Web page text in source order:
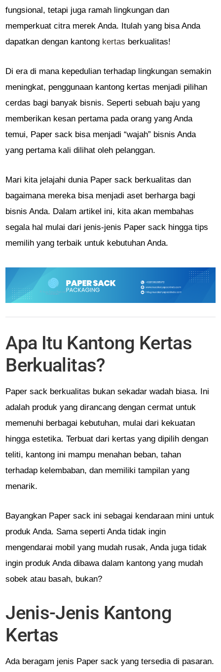
fungsional, tetapi juga ramah lingkungan dan
memperkuat citra merek Anda. Itulah yang bisa Anda
dapatkan dengan kantong kertas berkualitas!
Di era di mana kepedulian terhadap lingkungan semakin
meningkat, penggunaan kantong kertas menjadi pilihan
cerdas bagi banyak bisnis. Seperti sebuah baju yang
memberikan kesan pertama pada orang yang Anda
temui, Paper sack bisa menjadi “wajah” bisnis Anda
yang pertama kali dilihat oleh pelanggan.
Mari kita jelajahi dunia Paper sack berkualitas dan
bagaimana mereka bisa menjadi aset berharga bagi
bisnis Anda. Dalam artikel ini, kita akan membahas
segala hal mulai dari jenis-jenis Paper sack hingga tips
memilih yang terbaik untuk kebutuhan Anda.
Apa Itu Kantong Kertas
Berkualitas?
Paper sack berkualitas bukan sekadar wadah biasa. Ini
adalah produk yang dirancang dengan cermat untuk
memenuhi berbagai kebutuhan, mulai dari kekuatan
hingga estetika. Terbuat dari kertas yang dipilih dengan
teliti, kantong ini mampu menahan beban, tahan
terhadap kelembaban, dan memiliki tampilan yang
menarik.
Bayangkan Paper sack ini sebagai kendaraan mini untuk
produk Anda. Sama seperti Anda tidak ingin
mengendarai mobil yang mudah rusak, Anda juga tidak
ingin produk Anda dibawa dalam kantong yang mudah
sobek atau basah, bukan?
Jenis-Jenis Kantong
Kertas
Ada beragam jenis Paper sack yang tersedia di pasaran.